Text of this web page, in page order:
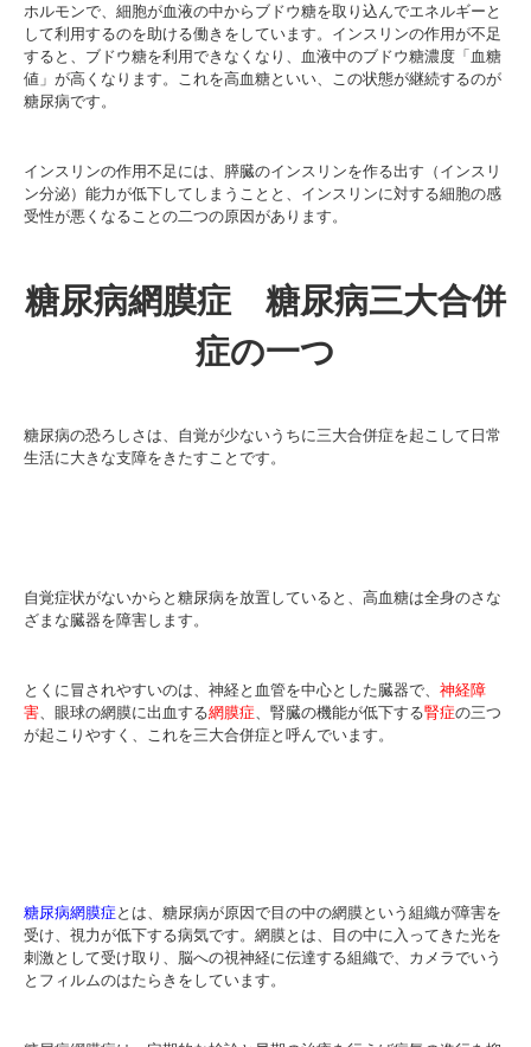
ホルモンで、細胞が血液の中からブドウ糖を取り込んでエネルギーと
して利用するのを助ける働きをしています。インスリンの作用が不足
すると、ブドウ糖を利用できなくなり、血液中のブドウ糖濃度「血糖
値」が高くなります。これを高血糖といい、この状態が継続するのが
糖尿病です。
インスリンの作用不足には、膵臓のインスリンを作る出す（インスリ
ン分泌）能力が低下してしまうことと、インスリンに対する細胞の感
受性が悪くなることの二つの原因があります。
糖尿病網膜症 糖尿病三大合併
症の一つ
糖尿病の恐ろしさは、自覚が少ないうちに三大合併症を起こして日常
生活に大きな支障をきたすことです。
自覚症状がないからと糖尿病を放置していると、高血糖は全身のさな
ざまな臓器を障害します。
とくに冒されやすいのは、神経と血管を中心とした臓器で、 神経障
害 、眼球の網膜に出血する網膜症 、腎臓の機能が低下する腎症の三つ
が起こりやすく、これを三大合併症と呼んでいます。
糖尿病網膜症とは、糖尿病が原因で目の中の網膜という組織が障害を
受け、視力が低下する病気です。網膜とは、目の中に入ってきた光を
刺激として受け取り、脳への視神経に伝達する組織で、カメラでいう
とフィルムのはたらきをしています。